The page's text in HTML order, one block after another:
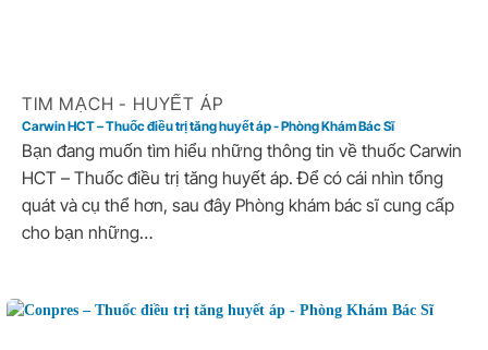
TIM MẠCH - HUYẾT ÁP
Carwin HCT – Thuốc điều trị tăng huyết áp - Phòng Khám Bác Sĩ
Bạn đang muốn tìm hiểu những thông tin về thuốc Carwin
HCT – Thuốc điều trị tăng huyết áp. Để có cái nhìn tổng
quát và cụ thể hơn, sau đây Phòng khám bác sĩ cung cấp
cho bạn những…